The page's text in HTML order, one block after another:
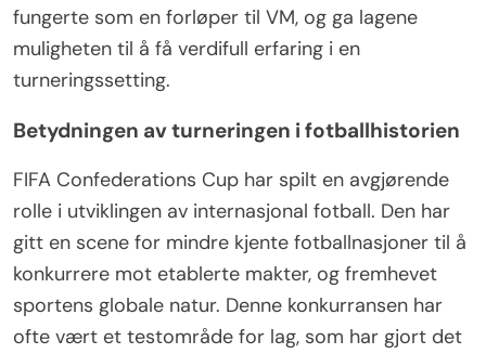
fungerte som en forløper til VM, og ga lagene
muligheten til å få verdifull erfaring i en
turneringssetting.
Betydningen av turneringen i fotballhistorien
FIFA Confederations Cup har spilt en avgjørende
rolle i utviklingen av internasjonal fotball. Den har
gitt en scene for mindre kjente fotballnasjoner til å
konkurrere mot etablerte makter, og fremhevet
sportens globale natur. Denne konkurransen har
ofte vært et testområde for lag, som har gjort det